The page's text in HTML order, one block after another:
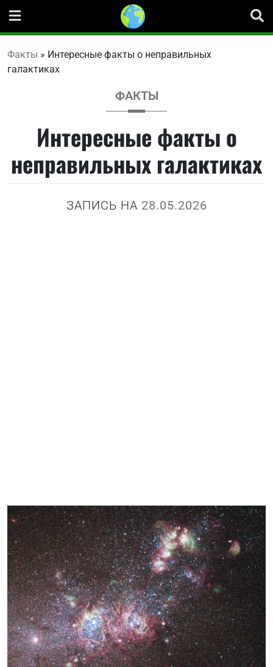
содержанию
Факты » Интересные факты о неправильных
галактиках
ФАКТЫ
Интересные факты о
неправильных галактиках
ЗАПИСЬ НА 28.05.2026